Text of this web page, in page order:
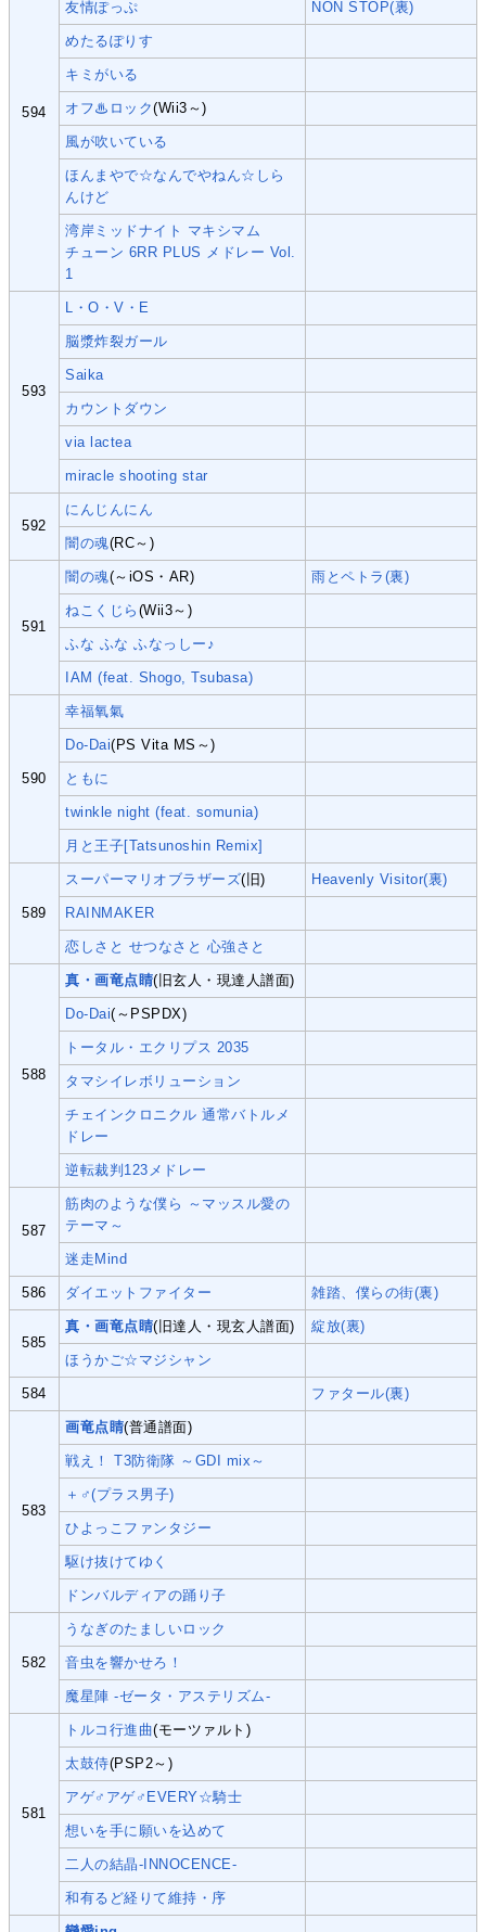
594
友情ぽっぷ NON STOP(裏)
めたるぽりす
キミがいる
オフ♨ロック(Wii3～)
風が吹いている
ほんまやで☆なんでやねん☆しら
んけど
湾岸ミッドナイト マキシマム
チューン 6RR PLUS メドレー Vol.
1
593
L・O・V・E
脳漿炸裂ガール
Saika
カウントダウン
via lactea
miracle shooting star
592
にんじんにん
闇の魂(RC～)
591
闇の魂(～iOS・AR) 雨とペトラ(裏)
ねこくじら (Wii3～)
ふな ふな ふなっしー♪
IAM (feat. Shogo, Tsubasa)
590
幸福氧氣
Do-Dai(PS Vita MS～)
ともに
twinkle night (feat. somunia)
月と王子[Tatsunoshin Remix]
589
スーパーマリオブラザーズ(旧) Heavenly Visitor(裏)
RAINMAKER
恋しさと せつなさと 心強さと
588
真・画竜点睛(旧玄人・現達人譜面)
Do-Dai(～PSPDX)
トータル・エクリプス 2035
タマシイレボリューション
チェインクロニクル 通常バトルメ
ドレー
逆転裁判123メドレー
587
筋肉のような僕ら ～マッスル愛の
テーマ～
迷走Mind
586 ダイエットファイター 雑踏、僕らの街(裏)
585
真・画竜点睛(旧達人・現玄人譜面) 綻放(裏)
ほうかご☆マジシャン
584 ファタール(裏)
583
画竜点睛(普通譜面)
戦え！ T3防衛隊 ～GDI mix～
＋♂(プラス男子)
ひよっこファンタジー
駆け抜けてゆく
ドンバルディアの踊り子
582
うなぎのたましいロック
音虫を響かせろ！
魔星陣 -ゼータ・アステリズム-
581
トルコ行進曲(モーツァルト)
太鼓侍(PSP2～)
アゲ♂アゲ♂EVERY☆騎士
想いを手に願いを込めて
二人の結晶-INNOCENCE-
和有るど経りて維持・序